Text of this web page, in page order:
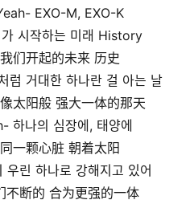
EXO-M, EXO-K
시작하는 미래 History
我们开起的未来 历史
럼 거대한 하나란 걸 아는 날
太阳般 强大一体的那天
하나의 심장에, 태양에
同一颗心脏 朝着太阳
우린 하나로 강해지고 있어
不断的 合为更强的一体